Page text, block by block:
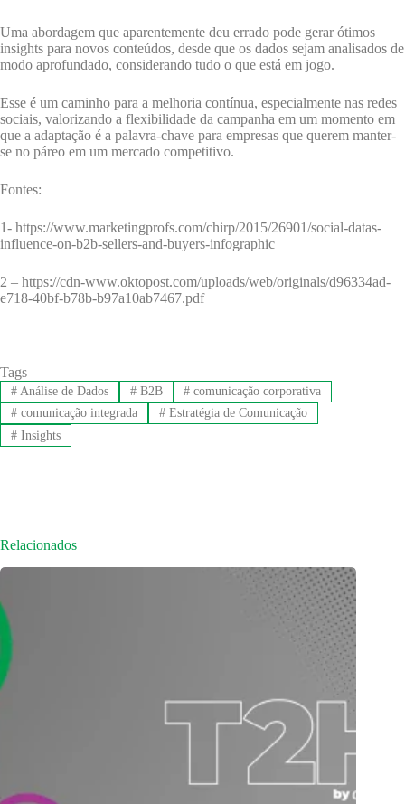
Uma abordagem que aparentemente deu errado pode gerar ótimos
insights para novos conteúdos, desde que os dados sejam analisados de
modo aprofundado, considerando tudo o que está em jogo.
Esse é um caminho para a melhoria contínua, especialmente nas redes
sociais, valorizando a flexibilidade da campanha em um momento em
que a adaptação é a palavra-chave para empresas que querem manter-
se no páreo em um mercado competitivo.
Fontes:
1- https://www.marketingprofs.com/chirp/2015/26901/social-datas-
influence-on-b2b-sellers-and-buyers-infographic
2 – https://cdn-www.oktopost.com/uploads/web/originals/d96334ad-
e718-40bf-b78b-b97a10ab7467.pdf
Tags
#Análise de Dados #B2B # comunicação corporativa
#comunicação integrada #Estratégia de Comunicação
#Insights
Relacionados